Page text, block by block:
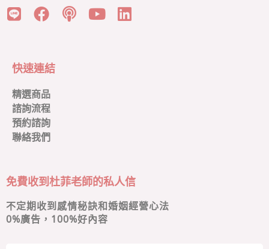
快速連結
精選商品
諮詢流程
預約諮詢
聯絡我們
免費收到杜菲老師的私人信
不定期收到感情秘訣和婚姻經營心法
0%廣告，100%好內容